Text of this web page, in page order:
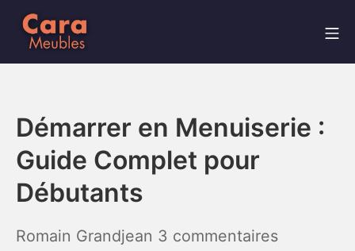
Aller
Cara Meubles
Démarrer en Menuiserie :
Guide Complet pour
Débutants
Romain Grandjean 3 commentairessur